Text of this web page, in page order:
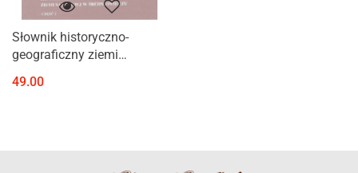
Słownik historyczno-
geograficzny ziemi
Część 2 (J-N)
49.00